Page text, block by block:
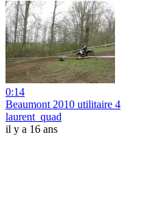
0:14
Beaumont 2010 utilitaire 4
laurent_quad
il y a 16 ans